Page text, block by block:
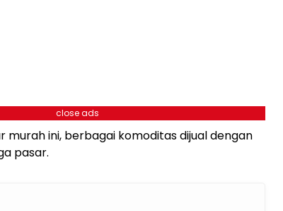
close ads
murah ini, berbagai komoditas dijual dengan
pasar.